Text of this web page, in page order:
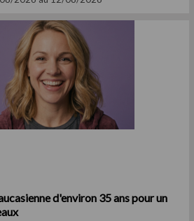
d'environ 35 ans pour un